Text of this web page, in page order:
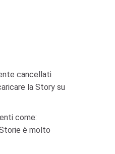
cancellati
la Story su
come:
è molto